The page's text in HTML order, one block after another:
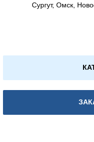
Сургут, Омск,